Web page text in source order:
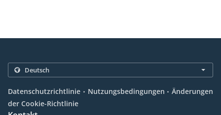
Datenschutzrichtlinie . Nutzungsbedingungen . Änderungen
der Cookie-Richtlinie